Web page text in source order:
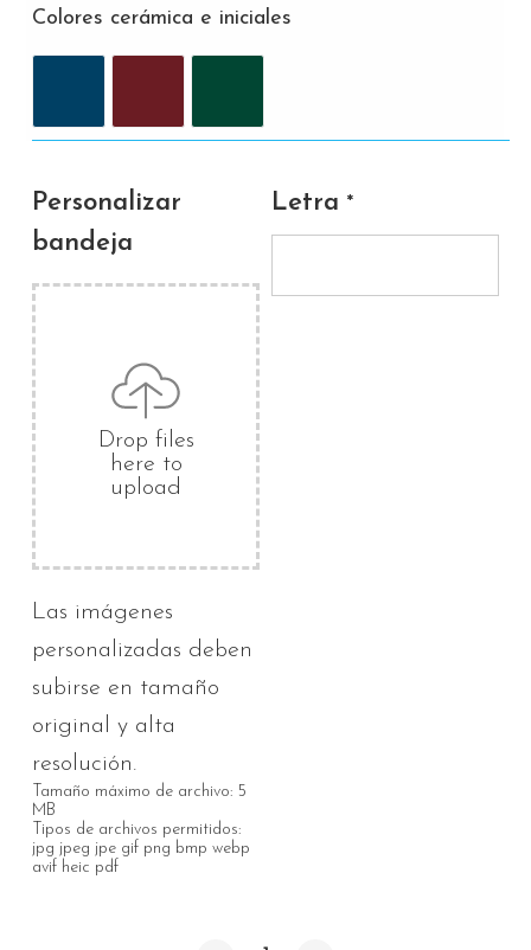
Colores cerámica e iniciales
Personalizar
bandeja
Drop files
here to
upload
Las imágenes
personalizadas deben
subirse en tamaño
original y alta
resolución.
Tamaño máximo de archivo: 5
MB
Tipos de archivos permitidos:
jpg jpeg jpe gif png bmp webp
avif heic pdf
Letra *